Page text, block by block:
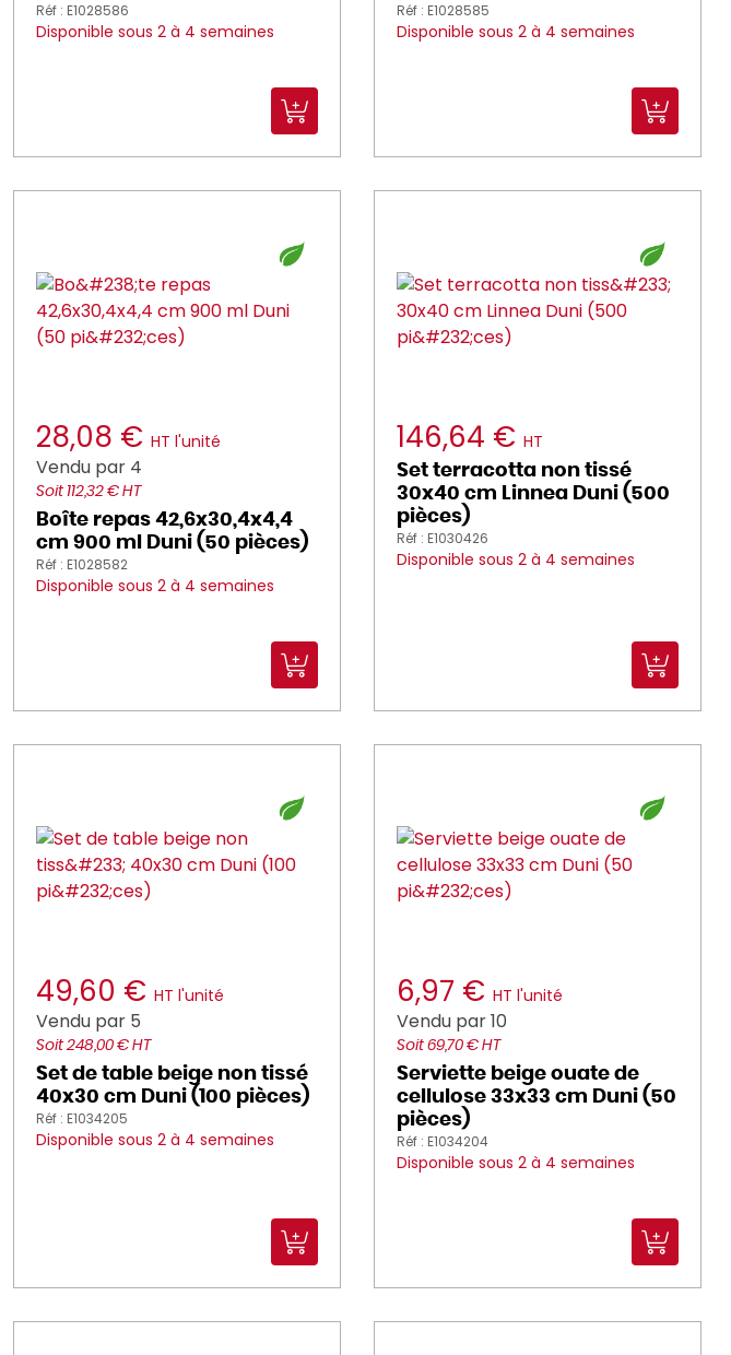
Réf : E1028586
Disponible sous 2 à 4 semaines
Réf : E1028585
Disponible sous 2 à 4 semaines
28,08 € HT l'unité
Vendu par 4
Soit 112,32 € HT
Boîte repas 42,6x30,4x4,4
cm 900 ml Duni (50 pièces)
Réf : E1028582
Disponible sous 2 à 4 semaines
146,64 € HT
Set terracotta non tissé
30x40 cm Linnea Duni (500
pièces)
Réf : E1030426
Disponible sous 2 à 4 semaines
49,60 € HT l'unité
Vendu par 5
Soit 248,00 € HT
Set de table beige non tissé
40x30 cm Duni (100 pièces)
Réf : E1034205
Disponible sous 2 à 4 semaines
6,97 € HT l'unité
Vendu par 10
Soit 69,70 € HT
Serviette beige ouate de
cellulose 33x33 cm Duni (50
pièces)
Réf : E1034204
Disponible sous 2 à 4 semaines